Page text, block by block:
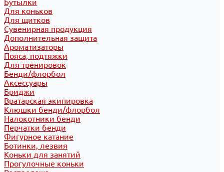
Бутылки
Для коньков
Для щитков
Сувенирная продукция
Дополнительная защита
Ароматизаторы
Пояса, подтяжки
Для тренировок
Бенди/флорбол
Аксессуары
Бриджи
Вратарская экипировка
Клюшки бенди/флорбол
Налокотники бенди
Перчатки бенди
Фигурное катание
Ботинки, лезвия
Коньки для занятий
Прогулочные коньки